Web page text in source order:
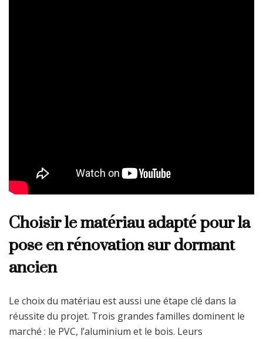
Choisir le matériau adapté pour la
pose en rénovation sur dormant
ancien
Le choix du matériau est aussi une étape clé dans la
réussite du projet. Trois grandes familles dominent le
marché : le PVC, l’aluminium et le bois. Leurs